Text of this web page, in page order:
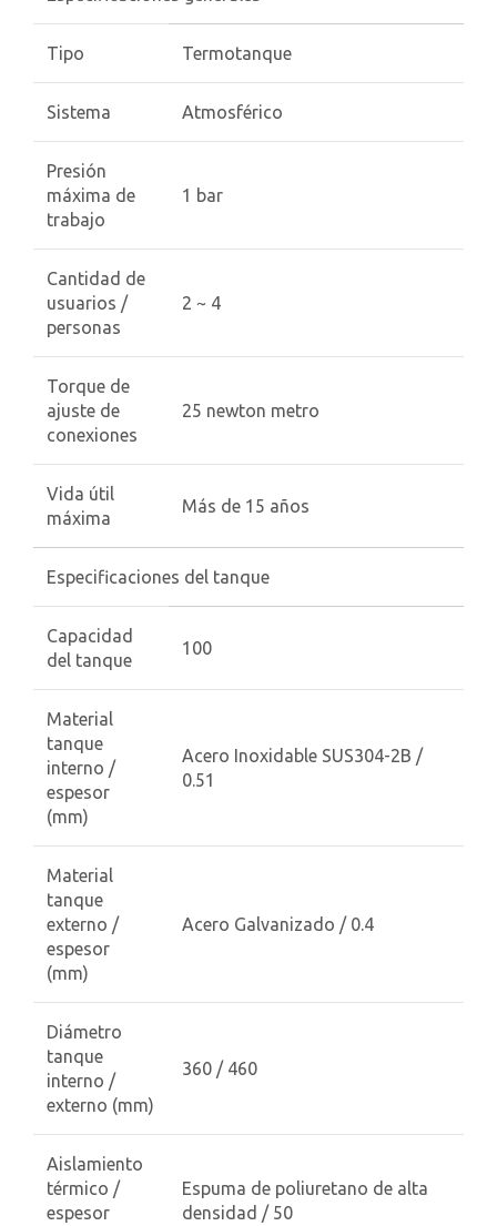
Tipo Termotanque
Sistema Atmosférico
Presión
máxima de
trabajo
1 bar
Cantidad de
usuarios /
personas
2 ~ 4
Torque de
ajuste de
conexiones
25 newton metro
Vida útil
máxima
Más de 15 años
Especificaciones del tanque
Capacidad
del tanque
100
Material
tanque
interno /
espesor
(mm)
Acero Inoxidable SUS304-2B /
0.51
Material
tanque
externo /
espesor
(mm)
Acero Galvanizado / 0.4
Diámetro
tanque
interno /
externo (mm)
360 / 460
Aislamiento
térmico /
espesor
Espuma de poliuretano de alta
densidad / 50